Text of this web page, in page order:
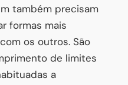
também precisam
formas mais
os outros. São
de limites
a